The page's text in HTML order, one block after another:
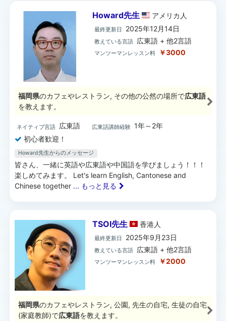
Howard先生 アメリカ 人
最終更新日 2025年12月14日
教えている言語 広東語 + 他2言語
マンツーマンレッスン料 ￥3000
福岡県のカフェやレストラン, その他の公然の場所で広東語
を教えます。
ネイティブ言語 広東語 広東語講師経験 1年～2年
初心者歓迎！
Howard先生からのメッセージ
皆さん、一緒に英語や広東語や中国語を学びましょう！！！
楽しめてみます。 Let's learn English, Cantonese and
Chinese together ... もっと見る
TSOI先生 香港人
最終更新日 2025年9月23日
教えている言語 広東語 + 他2言語
マンツーマンレッスン料 ￥2000
福岡県のカフェやレストラン, 公園, 先生の自宅, 生徒の自宅
(家庭教師)で広東語を教えます。